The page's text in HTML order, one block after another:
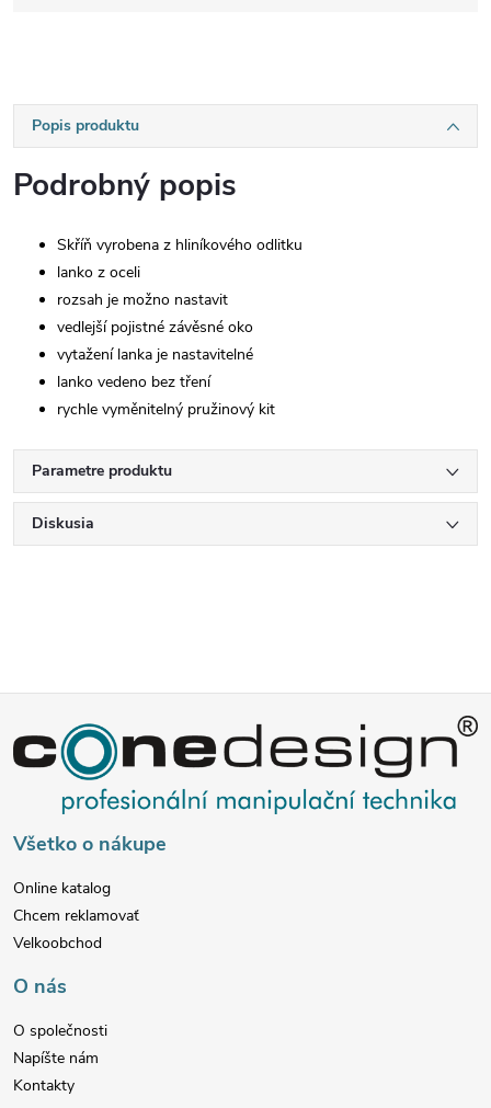
Popis produktu
Podrobný popis
Skříň vyrobena z hliníkového odlitku
lanko z oceli
rozsah je možno nastavit
vedlejší pojistné závěsné oko
vytažení lanka je nastavitelné
lanko vedeno bez tření
rychle vyměnitelný pružinový kit
Parametre produktu
Diskusia
á
p
ä
t
e
Všetko o nákupe
Online katalog
Chcem reklamovať
Velkoobchod
O nás
O společnosti
Napíšte nám
Kontakty